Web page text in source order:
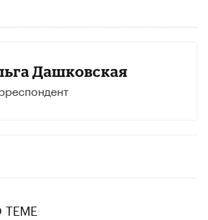
Дашковская